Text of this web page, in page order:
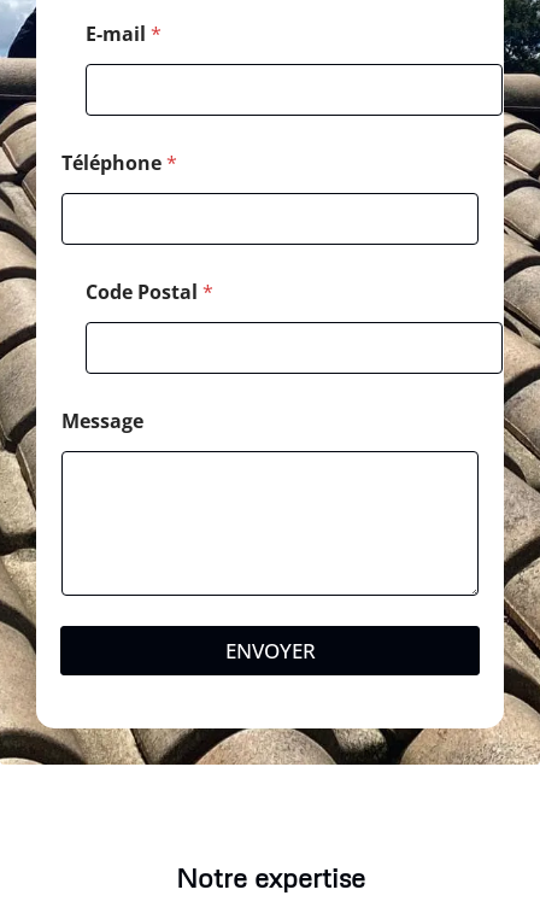
E-mail *
*
Téléphone*
Code Postal *
Message
ENVOYER
Notre expertise